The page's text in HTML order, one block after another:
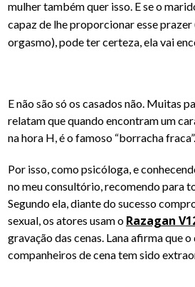
mulher também quer isso. E se o
capaz de lhe proporcionar esse
orgasmo), pode ter certeza, ela vai
E não são só os casados não. Muitas
relatam que quando encontram um
na hora H, é o famoso “borracha fraca”.
Por isso, como psicóloga, e
no meu consultório, recomendo para
Segundo ela, diante do sucesso
sexual, os atores usam o Razagan
gravação das cenas. Lana afirma que
companheiros de cena tem sido